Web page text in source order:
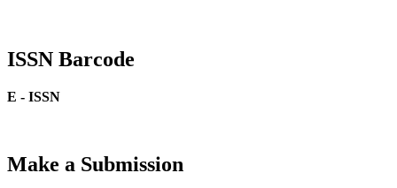
ISSN Barcode
E - ISSN
Make a Submission